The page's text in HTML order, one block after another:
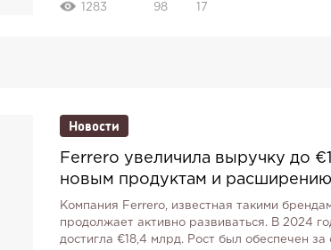
1283 98 17
Новости
Ferrero увеличила выручку до
новым продуктам и расширению
Компания Ferrero, известная такими
продолжает активно развиваться. В 2024
достигла €18,4 млрд. Рост был обеспечен